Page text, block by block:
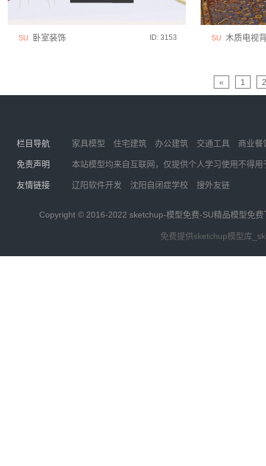
SU 卧室装饰 ID: 3153 SU 木质电视
« 1 2
栏目导航 家具模型 住宅建筑 办公建筑 交通工具 商业餐
免责声明 本站模型均来自互联网，仅提供个人学习使用不得
友情链接 辽阳软件开发 沈阳自闭症学校 搜外友链
Copyright © 2016-2022 sketchup-模型免费-SU精品模型免
免费提供sketchup模型库